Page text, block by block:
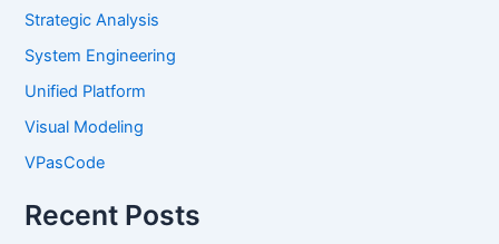
Strategic Analysis
System Engineering
Unified Platform
Visual Modeling
VPasCode
Recent Posts